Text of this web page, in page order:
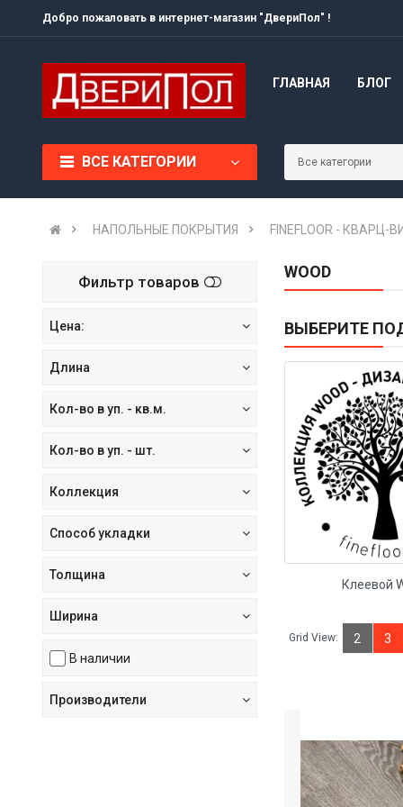
Добро пожаловать в интернет-магазин "ДвериПол" !
ГЛАВНАЯ БЛОГ
ВСЕ КАТЕГОРИИ
НАПОЛЬНЫЕ ПОКРЫТИЯ FINEFLOOR -
Фильтр товаров
Цена:
Длина
Кол-во в уп. - кв.м.
Кол-во в уп. - шт.
Коллекция
Способ укладки
Толщина
Ширина
В наличии
Производители
WOOD
ВЫБЕРИТЕ
Клеевой
Grid View: 2 3